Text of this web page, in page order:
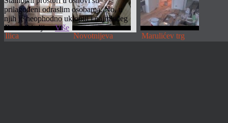
prilagođeni odraslim osobama. No, u
njih je neophodno uklopiti i najmlađeg
člana obitelji....Više
Ilica Novotnijeva Marulićev trg